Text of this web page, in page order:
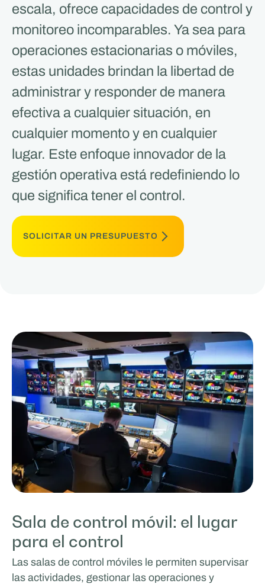
escala, ofrece capacidades de control y
monitoreo incomparables. Ya sea para
operaciones estacionarias o móviles,
estas unidades brindan la libertad de
administrar y responder de manera
efectiva a cualquier situación, en
cualquier momento y en cualquier
lugar. Este enfoque innovador de la
gestión operativa está redefiniendo lo
que significa tener el control.
SOLICITAR UN PRESUPUESTO
Sala de control móvil: el lugar
para el control
Las salas de control móviles le permiten supervisar
las actividades, gestionar las operaciones y